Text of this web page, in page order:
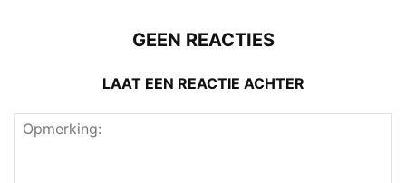
GEEN REACTIES
LAAT EEN REACTIE ACHTER